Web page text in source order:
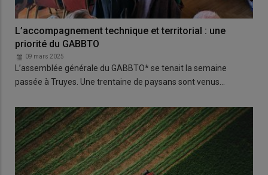
L’accompagnement technique et territorial : une
priorité du GABBTO
09 mars 2025
L’assemblée générale du GABBTO* se tenait la semaine
passée à Truyes. Une trentaine de paysans sont venus…